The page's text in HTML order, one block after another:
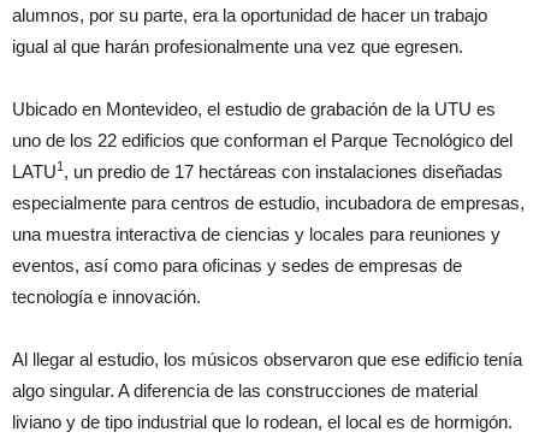
alumnos, por su parte, era la oportunidad de hacer un trabajo
igual al que harán profesionalmente una vez que egresen.
Ubicado en Montevideo, el estudio de grabación de la UTU es
uno de los 22 edificios que conforman el Parque Tecnológico del
LATU1 , un predio de 17 hectáreas con instalaciones diseñadas
especialmente para centros de estudio, incubadora de empresas,
una muestra interactiva de ciencias y locales para reuniones y
eventos, así como para oficinas y sedes de empresas de
tecnología e innovación.
Al llegar al estudio, los músicos observaron que ese edificio tenía
algo singular. A diferencia de las construcciones de material
liviano y de tipo industrial que lo rodean, el local es de hormigón.